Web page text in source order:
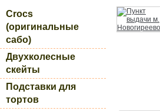
Crocs
(оригинальные
сабо)
Двухколесные
скейты
Подставки для
тортов